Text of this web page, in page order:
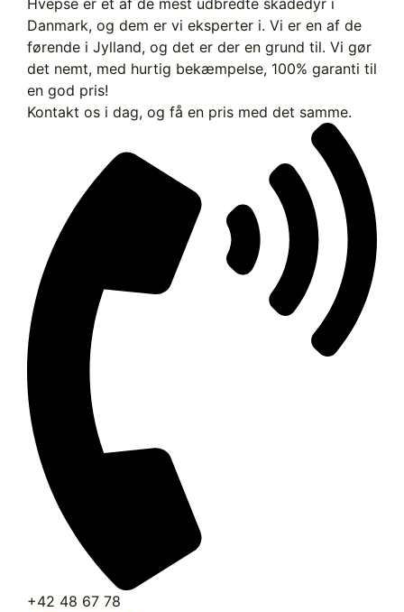
Hvepse er et af de mest udbredte skadedyr i
Danmark, og dem er vi eksperter i. Vi er en af de
førende i Jylland, og det er der en grund til. Vi gør
det nemt, med hurtig bekæmpelse, 100% garanti til
en god pris!
Kontakt os i dag, og få en pris med det samme.
+42 48 67 78